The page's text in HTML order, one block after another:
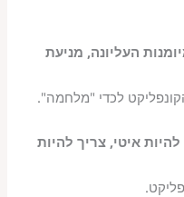
העליונה, מניעת
לכדי "מלחמה".
איטי, צריך להיות